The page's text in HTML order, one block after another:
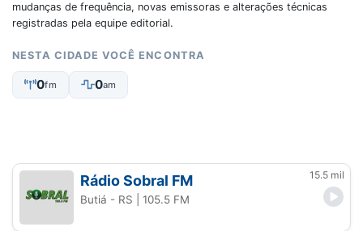
mudanças de frequência, novas emissoras e alterações técnicas
registradas pela equipe editorial.
NESTA CIDADE VOCÊ ENCONTRA
0fm 0am
Rádio Sobral FM 15.5 mil
Butiá - RS | 105.5 FM